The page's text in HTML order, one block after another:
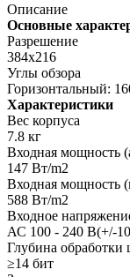
Описание
Основные
Разрешение
384х216
Углы обзора
Горизонтальный:
Характеристики
Вес корпуса
7.8 кг
Входная мощность
147 Вт/m2
Входная мощность
588 Вт/m2
Входное
АС 100 - 240 В(+/-
Глубина обработки
≥14 бит